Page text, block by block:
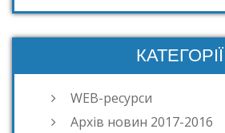
КАТЕГОРІЇ
WEB-ресурси
Архів новин 2017-2016